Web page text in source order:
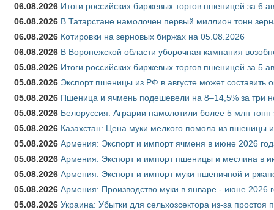
06.08.2026 Итоги российских биржевых торгов пшеницей за 6
06.08.2026 В Татарстане намолочен первый миллион тонн
06.08.2026 Котировки на зерновых биржах на 05.08.2026
06.08.2026 В Воронежской области уборочная кампания
05.08.2026 Итоги российских биржевых торгов пшеницей за 5
05.08.2026 Экспорт пшеницы из РФ в августе может составить
05.08.2026 Пшеница и ячмень подешевели на 8–14,5% за три
05.08.2026 Белоруссия: Аграрии намолотили более 5 млн тонн
05.08.2026 Казахстан: Цена муки мелкого помола из пшеницы
05.08.2026 Армения: Экспорт и импорт ячменя в июне 2026
05.08.2026 Армения: Экспорт и импорт пшеницы и меслина в
05.08.2026 Армения: Экспорт и импорт муки пшеничной и
05.08.2026 Армения: Производство муки в январе - июне 2026
05.08.2026 Украина: Убытки для сельхозсектора из-за простоя